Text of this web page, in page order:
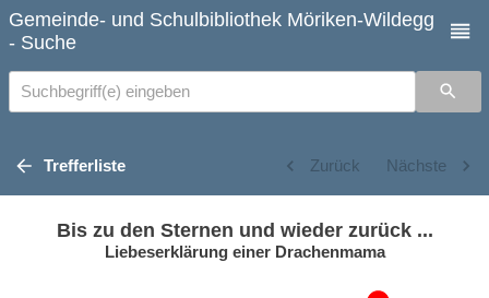
Gemeinde- und Schulbibliothek Möriken-Wildegg
- Suche
Suchbegriff(e) eingeben
Trefferliste Zurück Nächste
Bis zu den Sternen und wieder zurück ...
Liebeserklärung einer Drachenmama